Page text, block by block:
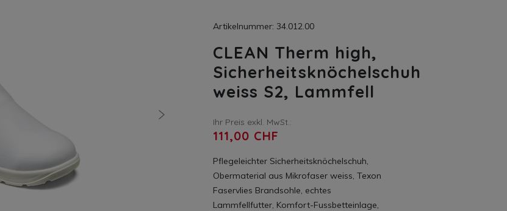
nächste
Artikelnummer: 34.012.00
CLEAN Therm high,
Sicherheitsknöchelschuh
weiss S2, Lammfell
Ihr Preis exkl. MwSt.:
111,00 CHF
Pflegeleichter Sicherheitsknöchelschuh,
Obermaterial aus Mikrofaser weiss, Texon
Faservlies Brandsohle, echtes
Lammfellfutter, Komfort-Fussbetteinlage,